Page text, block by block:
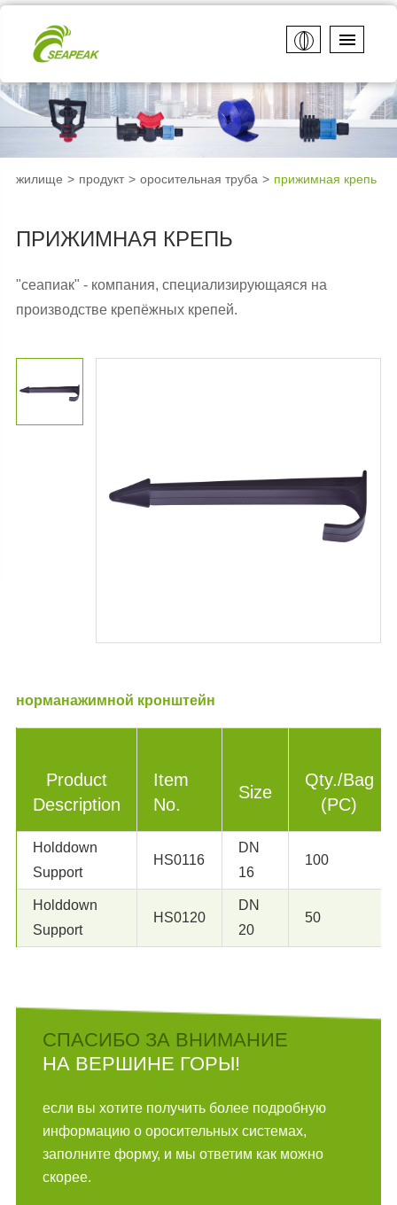
жилище продукт оросительная труба прижимная крепь
ПРИЖИМНАЯ КРЕПЬ
"сеапиак" - компания, специализирующаяся на
производстве крепёжных крепей.
норманажимной кронштейн
Product
Description
Item
No.
Size
Qty./Bag
(PC)
Holddown
Support
HS0116
DN
16
100
Holddown
Support
HS0120
DN
20
50
СПАСИБО ЗА ВНИМАНИЕ
НА ВЕРШИНЕ ГОРЫ!
если вы хотите получить более подробную
информацию о оросительных системах,
заполните форму, и мы ответим как можно
скорее.